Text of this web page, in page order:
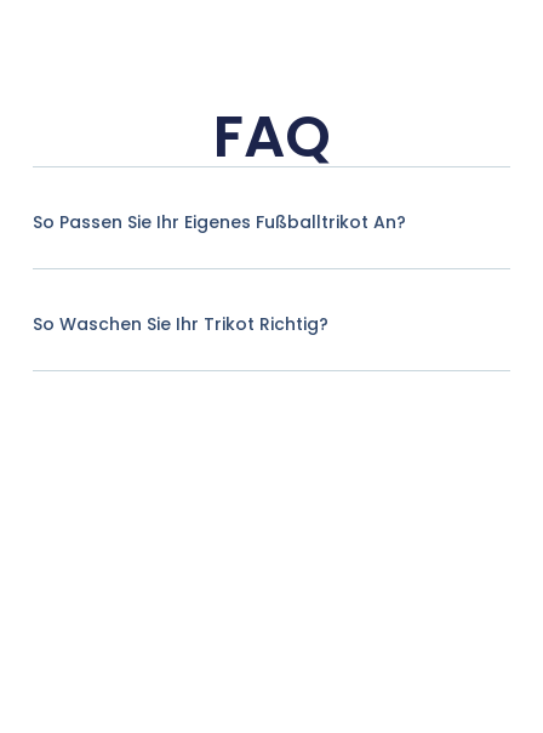
FAQ
So Passen Sie Ihr Eigenes Fußballtrikot An?
So Waschen Sie Ihr Trikot Richtig?